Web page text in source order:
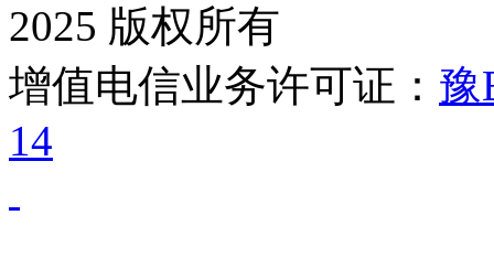
2025 版权所有
增值电信业务许可证： 豫
14